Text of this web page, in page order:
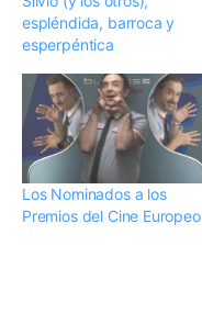
espléndida, barroca y
esperpéntica
Los Nominados a los
Premios del Cine Europeo